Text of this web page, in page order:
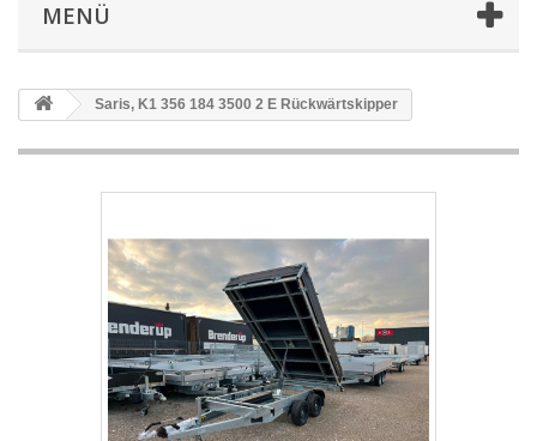
MENÜ
Saris, K1 356 184 3500 2 E Rückwärtskipper